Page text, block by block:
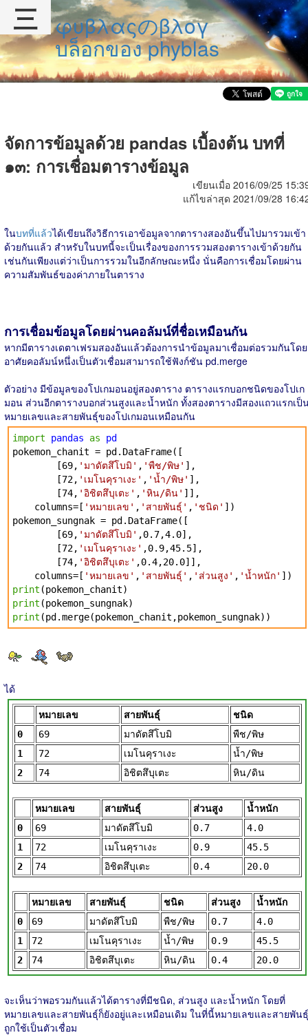
φυβλαςのβλογ
บล็อกของ phyblas
จัดการข้อมูลด้วย pandas เบื้องต้น บทที่
๑๓: การเชื่อมตารางข้อมูล
เขียนเมื่อ 2016/09/25
แก้ไขล่าสุด 2021/09/28
ในบทที่แล้วได้เขียนถึงวิธีการเอาข้อมูลจากตารางสองอันขึ้นไปมารวมเข้า
ด้วยกันแล้ว สำหรับในบทนี้จะเป็นเรื่องของการรวมสองตารางเข้าด้วยกัน
เช่นกันเพียงแต่ว่าเป็นการรวมในอีกลักษณะหนึ่ง นั่นคือการเชื่อมโดยผ่าน
ความสัมพันธ์ของค่าภายในตาราง
การเชื่อมข้อมูลโดยผ่านคอลัมน์ที่ชื่อเหมือนกัน
หากมีตารางเดตาเฟรมสองอันแล้วต้องการนำข้อมูลมาเชื่อมต่อรวมกันโดย
อาศัยคอลัมน์หนึ่งเป็นตัวเชื่อมสามารถใช้ฟังก์ชัน pd.merge
ตัวอย่าง มีข้อมูลของโปเกมอนอยู่สองตาราง ตารางแรกบอกชนิดของโปเก
มอน ส่วนอีกตารางบอกส่วนสูงและน้ำหนัก ทั้งสองตารางมีสองแถวแรกเป็
หมายเลขและสายพันธุ์ของโปเกมอนเหมือนกัน
import pandas as
pd
pokemon_chanit = pd.DataFrame([
[69, 'มาดัตสึโบมิ' , 'พืช/พิษ' ],
[72, 'เมโนคุราเงะ' , 'น้ำ/พิษ' ],
[74, 'อิชิตสึบุเตะ' , 'หิน/ดิน' ]],
columns=[ 'หมายเลข' , 'สายพันธุ์' , 'ชนิด' ])
pokemon_sungnak = pd.DataFrame([
[69, 'มาดัตสึโบมิ' ,0.7,4.0],
[72, 'เมโนคุราเงะ' ,0.9,45.5],
[74, 'อิชิตสึบุเตะ' ,0.4,20.0]],
columns=[ 'หมายเลข' , 'สายพันธุ์' , 'ส่วนสูง' , 'น้ำหนัก' ])
print (pokemon_chanit)
print (pokemon_sungnak)
print (pd.merge(pokemon_chanit,pokemon_sungnak))
ได้
หมายเลข สายพันธุ์
ชนิด
0
69 มาดัตสึโบมิ
พืช/พิษ
1
72 เมโนคุราเงะ
น้ำ/พิษ
2
74 อิชิตสึบุเตะ หิน/ดิน
หมายเลข สายพันธุ์ ส่วนสูง
น้ำหนัก
0
69 มาดัตสึโบมิ 0.7
4.0
1
72 เมโนคุราเงะ 0.9
45.5
2
74 อิชิตสึบุเตะ 0.4 20.0
หมายเลข สายพันธุ์ ชนิด ส่วนสูง
น้ำหนัก
0
69 มาดัตสึโบมิ พืช/พิษ 0.7
4.0
1
72 เมโนคุราเงะ น้ำ/พิษ 0.9
45.5
2
74 อิชิตสึบุเตะ หิน/ดิน 0.4 20.0
จะเห็นว่าพอรวมกันแล้วได้ตารางที่มีชนิด, ส่วนสูง และน้ำหนัก โดยที่
หมายเลขและสายพันธุ์ก็ยังอยู่และเหมือนเดิม ในที่นี้หมายเลขและสายพันธุ์
ถูกใช้เป็นตัวเชื่อม
三